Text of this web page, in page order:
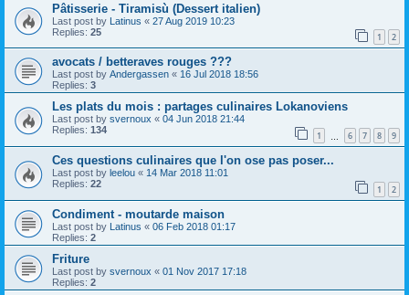
Pâtisserie - Tiramisù (Dessert italien)
Last post by Latinus « 27 Aug 2019 10:23
Replies: 25 1 2
avocats / betteraves rouges ???
Last post by Andergassen « 16 Jul 2018 18:56
Replies: 3
Les plats du mois : partages culinaires Lokanoviens
Last post by svernoux « 04 Jun 2018 21:44
Replies: 134 1 6 7 8 9
Ces questions culinaires que l'on ose pas poser...
Last post by leelou « 14 Mar 2018 11:01
Replies: 22 1 2
Condiment - moutarde maison
Last post by Latinus « 06 Feb 2018 01:17
Replies: 2
Friture
Last post by svernoux « 01 Nov 2017 17:18
Replies: 2